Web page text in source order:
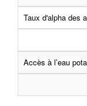
Taux d'alpha des
Accès à l’eau